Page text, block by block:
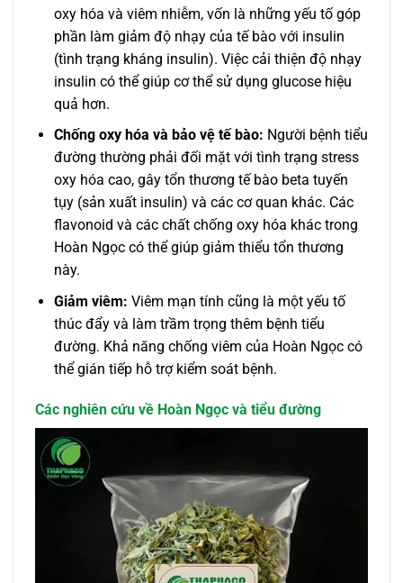
oxy hóa và viêm nhiễm, vốn là những yếu tố góp
phần làm giảm độ nhạy của tế bào với insulin
(tình trạng kháng insulin). Việc cải thiện độ nhạy
insulin có thể giúp cơ thể sử dụng glucose hiệu
quả hơn.
Chống oxy hóa và bảo vệ tế bào: Người bệnh tiểu
đường thường phải đối mặt với tình trạng stress
oxy hóa cao, gây tổn thương tế bào beta tuyến
tụy (sản xuất insulin) và các cơ quan khác. Các
flavonoid và các chất chống oxy hóa khác trong
Hoàn Ngọc có thể giúp giảm thiểu tổn thương
này.
Giảm viêm: Viêm mạn tính cũng là một yếu tố
thúc đẩy và làm trầm trọng thêm bệnh tiểu
đường. Khả năng chống viêm của Hoàn Ngọc có
thể gián tiếp hỗ trợ kiểm soát bệnh.
Các nghiên cứu về Hoàn Ngọc và tiểu đường